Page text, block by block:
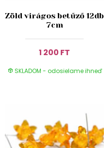
Zöld virágos betűző 12db
7cm
1 200 FT
SKLADOM - odosielame ihneď